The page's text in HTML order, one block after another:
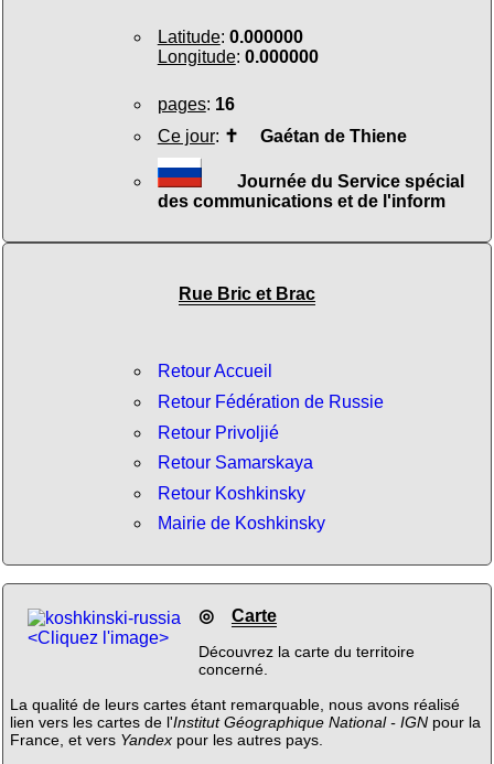
Latitude: 0.000000
Longitude: 0.000000
pages: 16
Ce jour: ✝ Gaétan de Thiene
Journée du Service spécial
des communications et de l'inform
Rue Bric et Brac
Retour Accueil
Retour Fédération de Russie
Retour Privoljié
Retour Samarskaya
Retour Koshkinsky
Mairie de Koshkinsky
<Cliquez l'image>
◎ Carte
Découvrez la carte du territoire
concerné.
La qualité de leurs cartes étant remarquable, nous avons réalisé
lien vers les cartes de l'Institut Géographique National - IGNpour la
France, et vers Yandexpour les autres pays.